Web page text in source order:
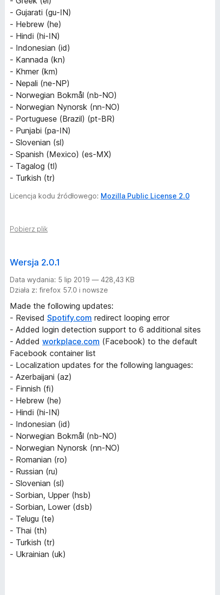
- Gujarati (gu-IN)
- Hebrew (he)
- Hindi (hi-IN)
- Indonesian (id)
- Kannada (kn)
- Khmer (km)
- Nepali (ne-NP)
- Norwegian Bokmål (nb-NO)
- Norwegian Nynorsk (nn-NO)
- Portuguese (Brazil) (pt-BR)
- Punjabi (pa-IN)
- Slovenian (sl)
- Spanish (Mexico) (es-MX)
- Tagalog (tl)
- Turkish (tr)
Licencja kodu źródłowego: Mozilla Public License 2.0
Pobierz plik
Wersja 2.0.1
Data wydania: 5 lip 2019 — 428,43 KB
Działa z: firefox 57.0 i nowsze
Made the following updates:
- Revised Spotify.com redirect looping error
- Added login detection support to 6 additional sites
- Added workplace.com (Facebook) to the default
Facebook container list
- Localization updates for the following languages:
- Azerbaijani (az)
- Finnish (fi)
- Hebrew (he)
- Hindi (hi-IN)
- Indonesian (id)
- Norwegian Bokmål (nb-NO)
- Norwegian Nynorsk (nn-NO)
- Romanian (ro)
- Russian (ru)
- Slovenian (sl)
- Sorbian, Upper (hsb)
- Sorbian, Lower (dsb)
- Telugu (te)
- Thai (th)
- Turkish (tr)
- Ukrainian (uk)